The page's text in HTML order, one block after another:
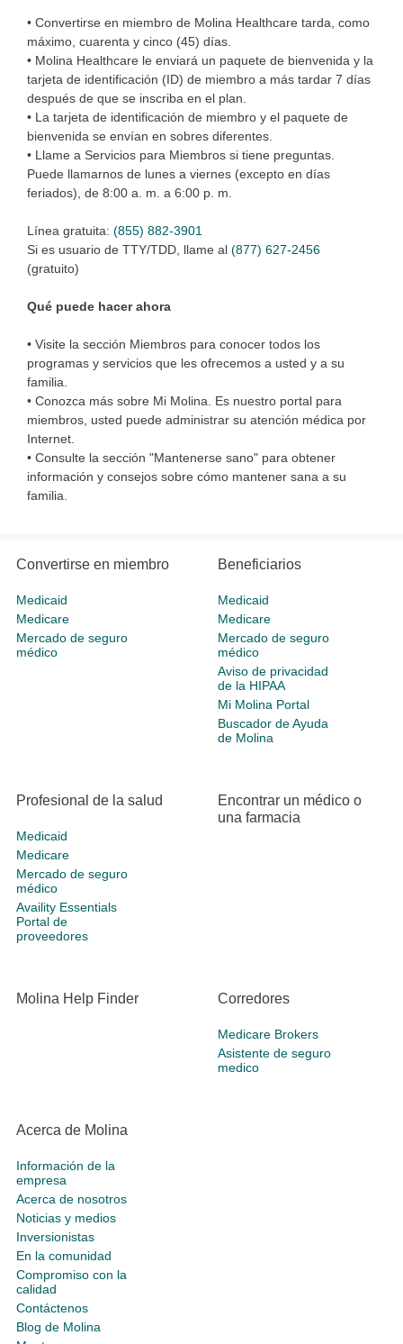
• Convertirse en miembro de Molina Healthcare tarda, como
máximo, cuarenta y cinco (45) días.
• Molina Healthcare le enviará un paquete de bienvenida y la
tarjeta de identificación (ID) de miembro a más tardar 7 días
después de que se inscriba en el plan.
• La tarjeta de identificación de miembro y el paquete de
bienvenida se envían en sobres diferentes.
• Llame a Servicios para Miembros si tiene preguntas.
Puede llamarnos de lunes a viernes (excepto en días
feriados), de 8:00 a. m. a 6:00 p. m.
Línea gratuita: (855) 882-3901
Si es usuario de TTY/TDD, llame al (877) 627-2456
(gratuito)
Qué puede hacer ahora
• Visite la sección Miembros para conocer todos los
programas y servicios que les ofrecemos a usted y a su
familia.
• Conozca más sobre Mi Molina. Es nuestro portal para
miembros, usted puede administrar su atención médica por
Internet.
• Consulte la sección "Mantenerse sano" para obtener
información y consejos sobre cómo mantener sana a su
familia.
Convertirse en miembro
Medicaid
Medicare
Mercado de seguro
médico
Beneficiarios
Medicaid
Medicare
Mercado de seguro
médico
Aviso de privacidad
de la HIPAA
Mi Molina Portal
Buscador de Ayuda
de Molina
Profesional de la salud
Medicaid
Medicare
Mercado de seguro
médico
Availity Essentials
Portal de
proveedores
Encontrar un médico o
una farmacia
Molina Help Finder Corredores
Medicare Brokers
Asistente de seguro
medico
Acerca de Molina
Información de la
empresa
Acerca de nosotros
Noticias y medios
Inversionistas
En la comunidad
Compromiso con la
calidad
Contáctenos
Blog de Molina